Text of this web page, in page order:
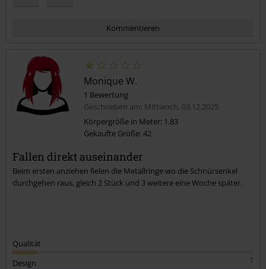
Kommentieren
Kommentar jetzt abschicken!
Monique W.
1 Bewertung
Geschrieben am: Mittwoch, 03.12.2025
Körpergröße in Meter: 1.83
Gekaufte Größe: 42
Fallen direkt auseinander
Beim ersten anziehen fielen die Metallringe wo die Schnürsenkel
durchgehen raus, gleich 2 Stück und 3 weitere eine Woche später.
Qualität
1
Design